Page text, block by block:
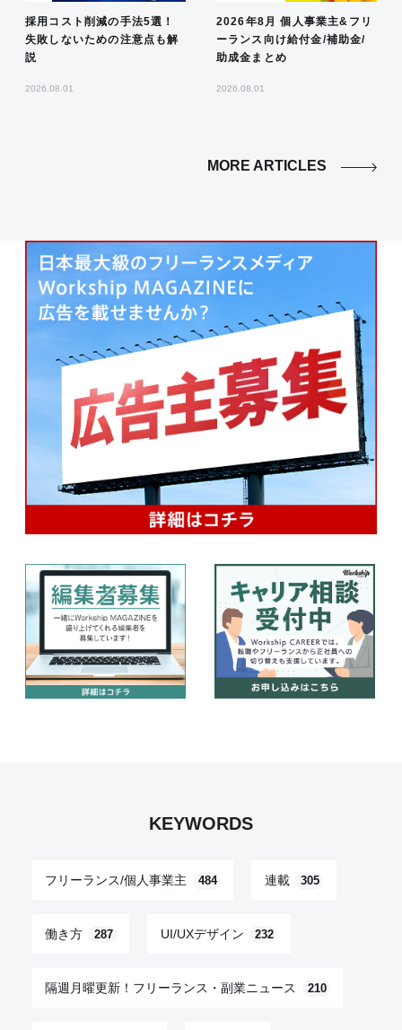
採用コスト削減の手法5選！
失敗しないための注意点も解
説
2026.08.01
2026年8月 個人事業主&フリ
ーランス向け給付金/補助金/
助成金まとめ
2026.08.01
MORE ARTICLES
KEYWORDS
フリーランス/個人事業主 484 連載 305
働き方 287 UI/UXデザイン 232
隔週月曜更新！フリーランス・副業ニュース 210